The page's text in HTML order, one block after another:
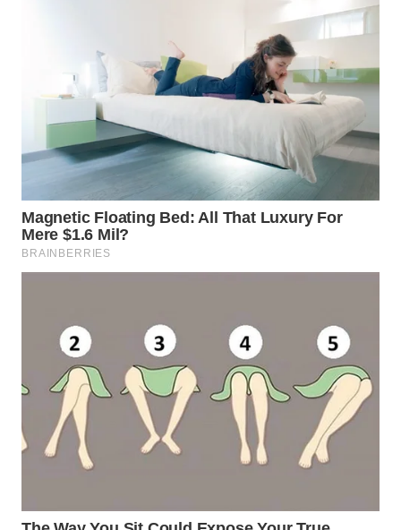
KARAWANG
WN
WN
WN
DEPOK
UTARA
WN
SAMOSIR
WN
PADANG